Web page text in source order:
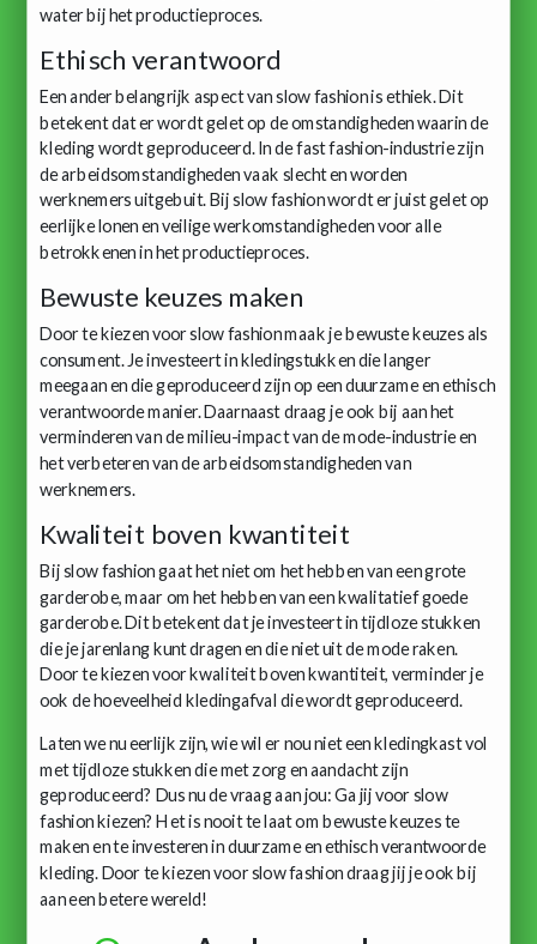
water bij het productieproces.
Ethisch verantwoord
Een ander belangrijk aspect van slow fashion is ethiek. Dit
betekent dat er wordt gelet op de omstandigheden waarin de
kleding wordt geproduceerd. In de fast fashion-industrie zijn
de arbeidsomstandigheden vaak slecht en worden
werknemers uitgebuit. Bij slow fashion wordt er juist gelet op
eerlijke lonen en veilige werkomstandigheden voor alle
betrokkenen in het productieproces.
Bewuste keuzes maken
Door te kiezen voor slow fashion maak je bewuste keuzes als
consument. Je investeert in kledingstukken die langer
meegaan en die geproduceerd zijn op een duurzame en ethisch
verantwoorde manier. Daarnaast draag je ook bij aan het
verminderen van de milieu-impact van de mode-industrie en
het verbeteren van de arbeidsomstandigheden van
werknemers.
Kwaliteit boven kwantiteit
Bij slow fashion gaat het niet om het hebben van een grote
garderobe, maar om het hebben van een kwalitatief goede
garderobe. Dit betekent dat je investeert in tijdloze stukken
die je jarenlang kunt dragen en die niet uit de mode raken.
Door te kiezen voor kwaliteit boven kwantiteit, verminder je
ook de hoeveelheid kledingafval die wordt geproduceerd.
Laten we nu eerlijk zijn, wie wil er nou niet een kledingkast vol
met tijdloze stukken die met zorg en aandacht zijn
geproduceerd? Dus nu de vraag aan jou: Ga jij voor slow
fashion kiezen? Het is nooit te laat om bewuste keuzes te
maken en te investeren in duurzame en ethisch verantwoorde
kleding. Door te kiezen voor slow fashion draag jij je ook bij
aan een betere wereld!